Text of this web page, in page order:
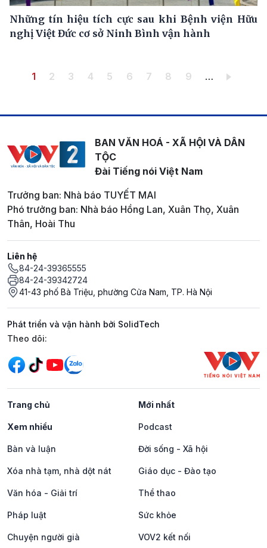
Những tín hiệu tích cực sau khi Bệnh viện Hữu
nghị Việt Đức cơ sở Ninh Bình vận hành
Pagination
Trang hiện thời
1 Trang
2 Trang
3 Trang
4 Trang
5 Trang
6 Trang
7 Trang
8 Trang
9 …
BAN VĂN HOÁ - XÃ HỘI VÀ DÂN
TỘC
Đài Tiếng nói Việt Nam
Trưởng ban: Nhà báo TUYẾT MAI
Phó trưởng ban: Nhà báo Hồng Lan, Xuân Thọ, Xuân
Thân, Hoài Thu
Liên hệ
84-24-39365555
84-24-39342724
41-43 phố Bà Triệu, phường Cửa Nam, TP. Hà Nội
Phát triển và vận hành bởi SolidTech
Mạng xã hội
Theo dõi:
Trang chủ Mới nhất
Xem nhiều Podcast
Bàn và luận Đời sống - Xã hội
Xóa nhà tạm, nhà dột nát Giáo dục - Đào tạo
Văn hóa - Giải trí Thể thao
Pháp luật Sức khỏe
Chuyện người già VOV2 kết nối